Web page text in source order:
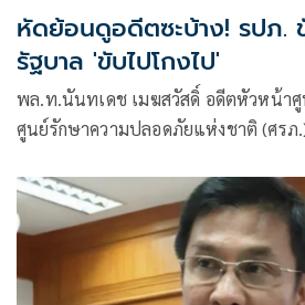
หัดย้อนดูอดีตซะบ้าง! รปภ.
รัฐบาล 'ขับไปโกงไป'
พล.ท.นันทเดช เมฆสวัสดิ์ อดีตหัวหน้า
ศูนย์รักษาความปลอดภัยแห่งชาติ (ศรภ
ไม่มีความรู้ จึงพาประเทศไปไหนไม่รอด